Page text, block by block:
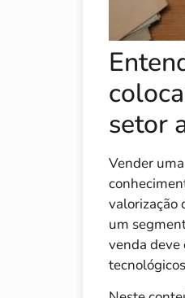
setor
Vender
valorização
um
venda deve